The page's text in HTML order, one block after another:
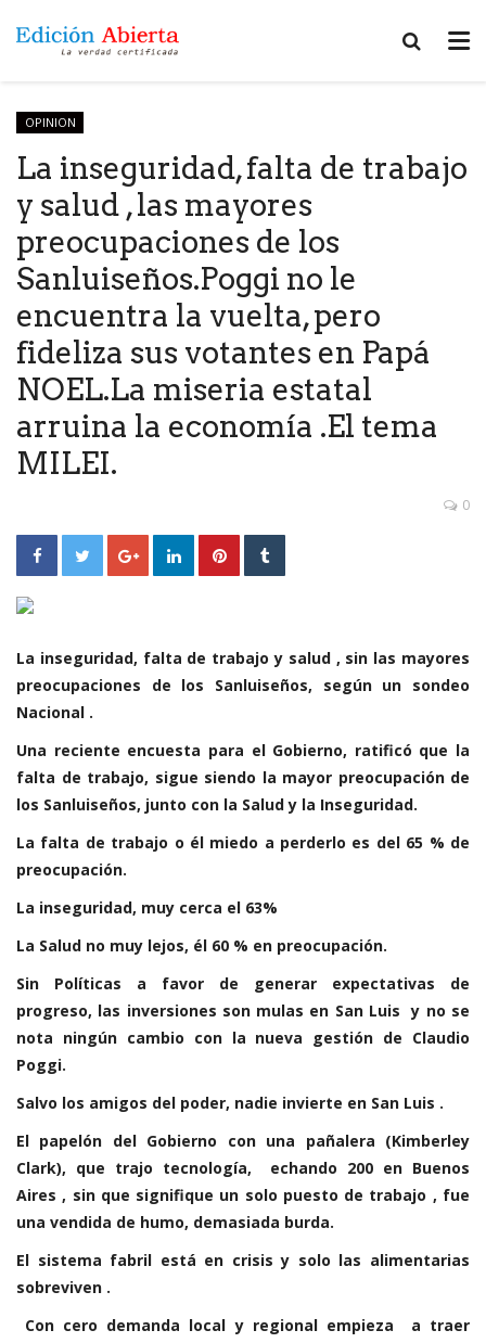
OPINION
La inseguridad, falta de trabajo
y salud , las mayores
preocupaciones de los
Sanluiseños.Poggi no le
encuentra la vuelta, pero
fideliza sus votantes en Papá
NOEL.La miseria estatal
arruina la economía .El tema
MILEI.
0
La inseguridad, falta de trabajo y salud , sin las mayores
preocupaciones de los Sanluiseños, según un sondeo
Nacional .
Una reciente encuesta para el Gobierno, ratificó que la
falta de trabajo, sigue siendo la mayor preocupación de
los Sanluiseños, junto con la Salud y la Inseguridad.
La falta de trabajo o él miedo a perderlo es del 65 % de
preocupación.
La inseguridad, muy cerca el 63%
La Salud no muy lejos, él 60 % en preocupación.
Sin Políticas a favor de generar expectativas de
progreso, las inversiones son mulas en San Luis y no se
nota ningún cambio con la nueva gestión de Claudio
Poggi.
Salvo los amigos del poder, nadie invierte en San Luis .
El papelón del Gobierno con una pañalera (Kimberley
Clark), que trajo tecnología, echando 200 en Buenos
Aires , sin que signifique un solo puesto de trabajo , fue
una vendida de humo, demasiada burda.
El sistema fabril está en crisis y solo las alimentarias
sobreviven .
Con cero demanda local y regional empieza a traer